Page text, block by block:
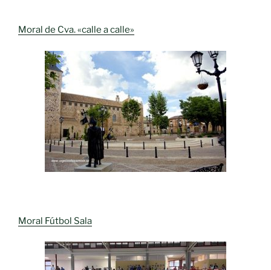
Moral de Cva. «calle a calle»
Moral Fútbol Sala